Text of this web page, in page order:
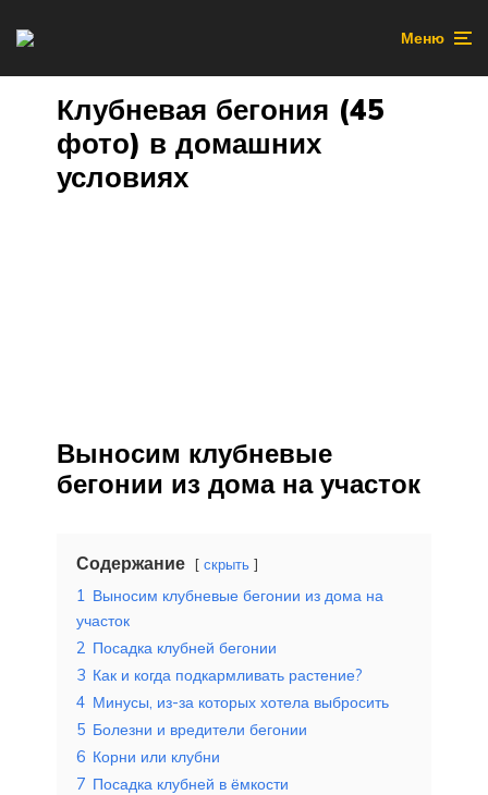
Меню
Клубневая бегония (45
фото) в домашних
условиях
Выносим клубневые
бегонии из дома на участок
Содержание скрыть
1 Выносим клубневые бегонии из дома на
участок
2 Посадка клубней бегонии
3 Как и когда подкармливать растение?
4 Минусы, из-за которых хотела выбросить
5 Болезни и вредители бегонии
6 Корни или клубни
7 Посадка клубней в ёмкости